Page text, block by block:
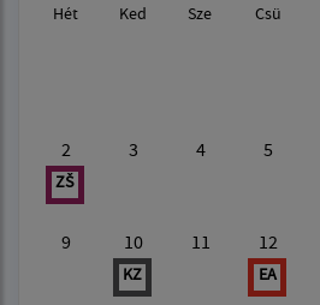
Hét Ked Sze Csü
2
ZŠ
3 4 5
9 10
KZ
11 12
EA